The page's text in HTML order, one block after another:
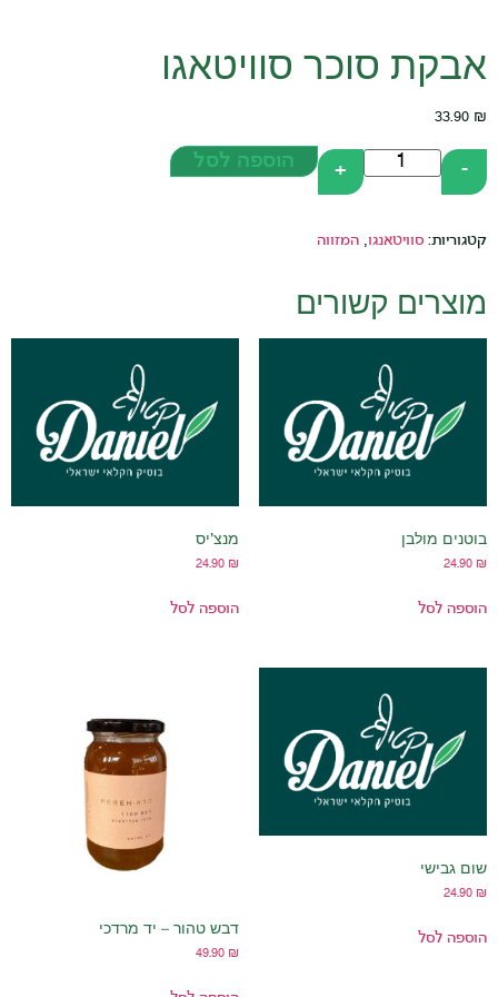
סוכר סוויטאגו
הוספה לסל
,המזווה
קשורים
דבש טהור – יד מרדכי